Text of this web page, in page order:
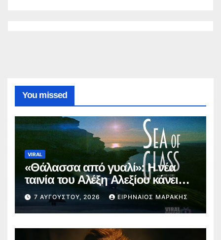
You missed
VIRAL
«Θάλασσα από γυαλί»: Η νέα
ταινία του Αλέξη Αλεξίου κάνει
παγκόσμια πρεμιέρα στο
Φεστιβάλ Εδιμβούργου
7 ΑΥΓΟΎΣΤΟΥ, 2026 ΕΙΡΗΝΑΊΟΣ ΜΑΡΆΚΗΣ